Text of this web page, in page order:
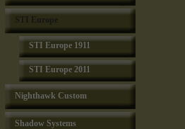
STI Europe 1911
STI Europe 2011
Nighthawk Custom
Shadow Systems